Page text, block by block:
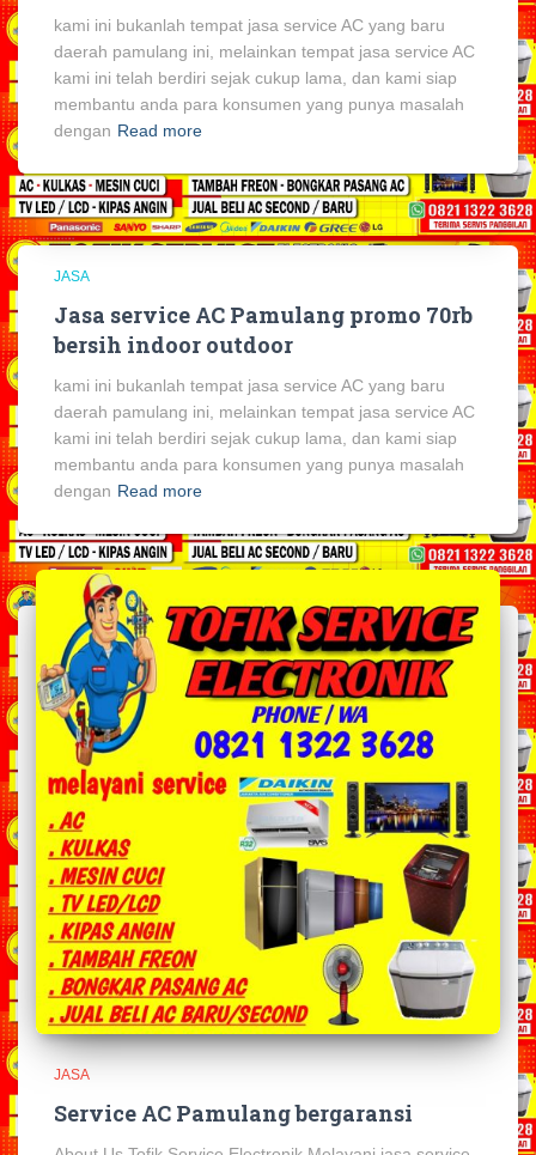
kami ini bukanlah tempat jasa service AC yang baru
daerah pamulang ini, melainkan tempat jasa service AC
kami ini telah berdiri sejak cukup lama, dan kami siap
membantu anda para konsumen yang punya masalah
dengan Read more
JASA
Jasa service AC Pamulang promo 70rb
bersih indoor outdoor
kami ini bukanlah tempat jasa service AC yang baru
daerah pamulang ini, melainkan tempat jasa service AC
kami ini telah berdiri sejak cukup lama, dan kami siap
membantu anda para konsumen yang punya masalah
dengan Read more
JASA
Service AC Pamulang bergaransi